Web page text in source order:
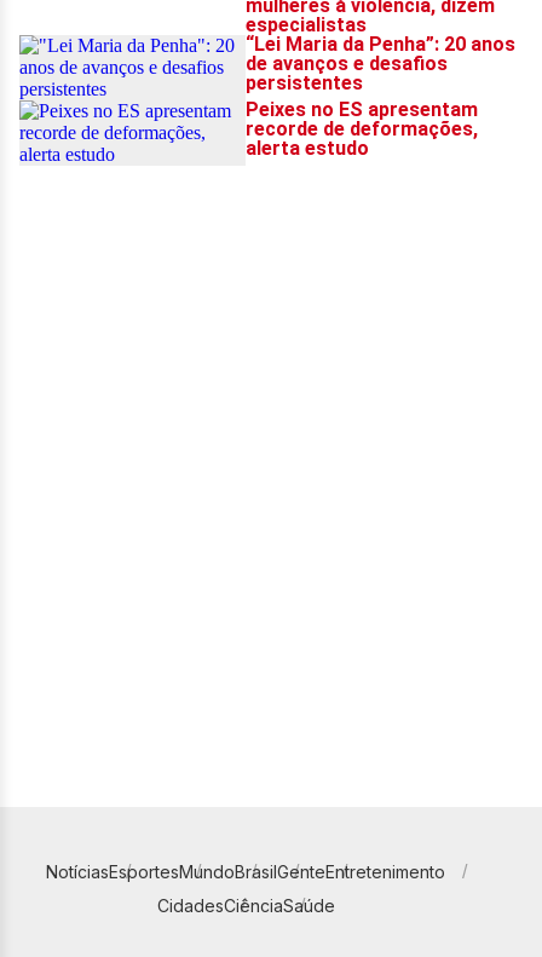
NotíciasEsportesMundoBrasilGenteEntretenimento
CidadesCiênciaSaúde